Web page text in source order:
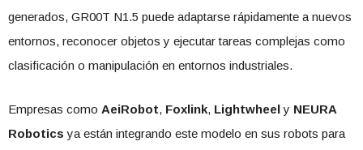
generados, GR00T N1.5 puede adaptarse rápidamente a nuevos
entornos, reconocer objetos y ejecutar tareas complejas como
clasificación o manipulación en entornos industriales.
Empresas como AeiRobot, Foxlink, Lightwheely NEURA
Robotics ya están integrando este modelo en sus robots para